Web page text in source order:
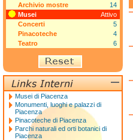
Archivio mostre
14
Musei
Attivo
Concerti
5
Pinacoteche
4
Teatro
6
Musei di Piacenza
Monumenti, luoghi e palazzi di
Piacenza
Pinacoteche di Piacenza
Parchi naturali ed orti botanici di
Piacenza